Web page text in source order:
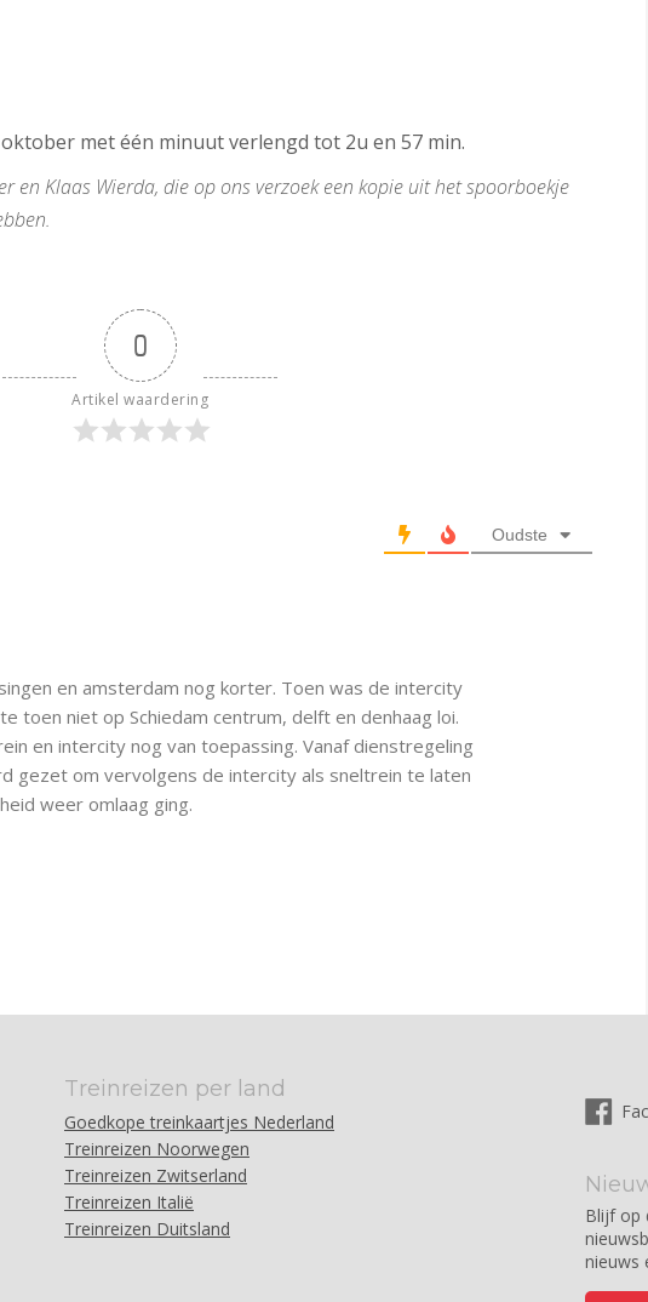
met één minuut verlengd tot 2u en 57 min.
en Klaas Wierda, die op ons verzoek een kopie uit het spoorboekje
0
Artikel waardering
Oudste
en amsterdam nog korter. Toen was de intercity
toen niet op Schiedam centrum, delft en denhaag loi.
en intercity nog van toepassing. Vanaf dienstregeling
gezet om vervolgens de intercity als sneltrein te laten
weer omlaag ging.
Treinreizen per land
Goedkope treinkaartjes Nederland
Treinreizen Noorwegen
Treinreizen Zwitserland
Treinreizen Italië
Treinreizen Duitsland
Blijf op
nieuws